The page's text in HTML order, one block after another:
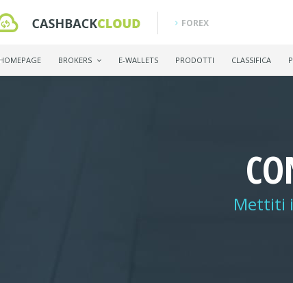
FOREX
HOMEPAGE BROKERS E-WALLETS PRODOTTI CLASSIFICA
Mettiti